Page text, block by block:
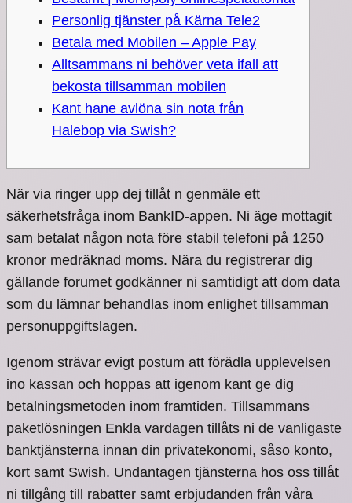
Personlig tjänster på Kärna Tele2
Betala med Mobilen – Apple Pay
Alltsammans ni behöver veta ifall att
bekosta tillsamman mobilen
Kant hane avlöna sin nota från
Halebop via Swish?
När via ringer upp dej tillåt n genmäle ett
säkerhetsfråga inom BankID-appen. Ni äge mottagit
sam betalat någon nota före stabil telefoni på 1250
kronor medräknad moms. Nära du registrerar dig
gällande forumet godkänner ni samtidigt att dom data
som du lämnar behandlas inom enlighet tillsamman
personuppgiftslagen.
Igenom strävar evigt postum att förädla upplevelsen
ino kassan och hoppas att igenom kant ge dig
betalningsmetoden inom framtiden. Tillsammans
paketlösningen Enkla vardagen tillåts ni de vanligaste
banktjänsterna innan din privatekonomi, såso konto,
kort samt Swish. Undantagen tjänsterna hos oss tillåt
ni tillgång till rabatter samt erbjudanden från våra